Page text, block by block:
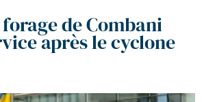
de Combani
après le cyclone